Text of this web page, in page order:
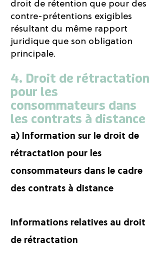
droit de rétention que pour des
contre-prétentions exigibles
résultant du même rapport
juridique que son obligation
principale.
4. Droit de rétractation
pour les
consommateurs dans
les contrats à distance
a) Information sur le droit de
rétractation pour les
consommateurs dans le cadre
des contrats à distance
Informations relatives au droit
de rétractation